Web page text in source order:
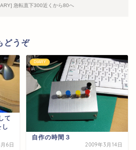
急転直下300近くから80へ
どうぞ
て
し
6日
DIARY
自作の時間３
2009年3月14日